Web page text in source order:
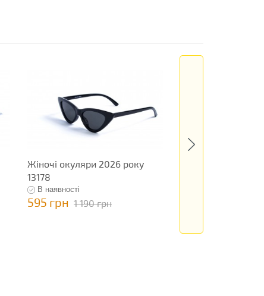
Жіночі окуляри 2026 року
13178
В наявності
595 грн 1 190 грн